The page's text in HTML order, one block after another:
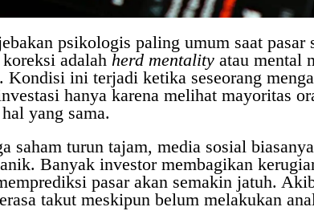
psikologis paling umum saat pasar
adalah herd mentalityatau mental
Kondisi ini terjadi ketika seseorang
hanya karena melihat mayoritas
yang sama.
saham turun tajam, media sosial
Banyak investor membagikan
pasar akan semakin jatuh.
takut meskipun belum melakukan